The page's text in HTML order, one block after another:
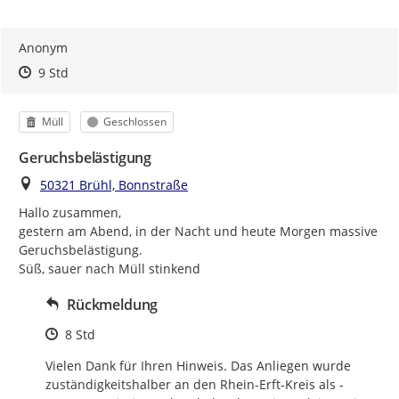
Anonym
Zeitpunkt des Erstellens
Zeitpunkt des Erstellens
9 StdZur Äußerung
Kategorie
Müll Status
Geschlossen
Geruchsbelästigung
Ort
50321 Brühl, Bonnstraße
Hallo zusammen,
gestern am Abend, in der Nacht und heute Morgen massive
Geruchsbelästigung.
Süß, sauer nach Müll stinkend
Rückmeldung
Zeitpunkt des Erstellens
8 Std
Vielen Dank für Ihren Hinweis. Das Anliegen wurde
zuständigkeitshalber an den Rhein-Erft-Kreis als -